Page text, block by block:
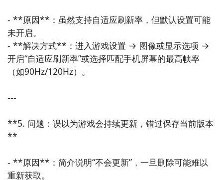
好了，小编为大家大家提供了这两种教程是下载钢琴块2
自制版znmod最为直接方法哦，不知道大家有没有清楚
的知道呢？想要了解更多精彩内容，不妨多多关注九游
钢琴块2自制版znmod
- **原因**：虽然支持自适应刷新率，但默认设置可能
未开启。
- **解决方式**：进入游戏设置 → 图像或显示选项 →
开启“自适应刷新率”或选择匹配手机屏幕的最高帧率
（如90Hz/120Hz）。
---
**5. 问题：误以为游戏会持续更新，错过保存当前版本
**
- **原因**：简介说明“不会更新”，一旦删除可能难以
重新获取。